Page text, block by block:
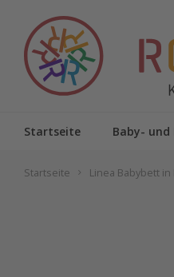
Startseite Baby-
Startseite Linea Babybett in